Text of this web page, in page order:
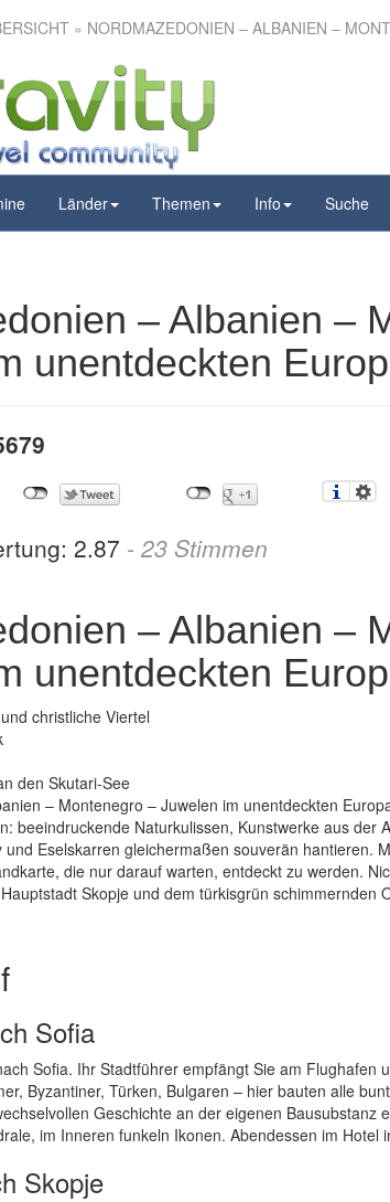
» NORDMAZEDONIEN – ALBANIEN –
Länder Themen Info Suche
Nordmazedonien –
Montenegro –
unentdeckten
– Albanien –
unentdeckten
2.87 - 23 Stimmen
– Albanien –
unentdeckten
christliche Viertel
den Skutari-See
beeindruckende Naturkulissen, Kunstwerke aus der
und Eselskarren gleichermaßen souverän hantieren.
die nur darauf warten, entdeckt zu werden.
Skopje und dem türkisgrün schimmernden
Sofia
Sofia. Ihr Stadtführer empfängt Sie am Flughafen
Byzantiner, Türken, Bulgaren – hier bauten alle
Geschichte an der eigenen Bausubstanz
im Inneren funkeln Ikonen. Abendessen im Hotel
Skopje